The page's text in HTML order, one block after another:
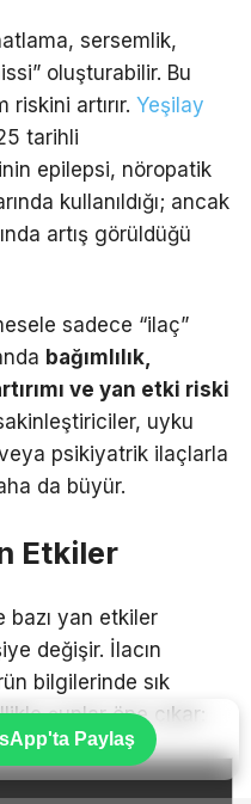
sersemlik,
oluşturabilir. Bu
riskini artırır. Yeşilay
tarihli
epilepsi, nöropatik
kullanıldığı; ancak
artış görüldüğü
sadece “ilaç”
bağımlılık,
ve yan etki riski
uyku
psikiyatrik ilaçlarla
da büyür.
Etkiler
bazı yan etkiler
değişir. İlacın
bilgilerinde sık
şunlar öne çıkar:
Paylaş